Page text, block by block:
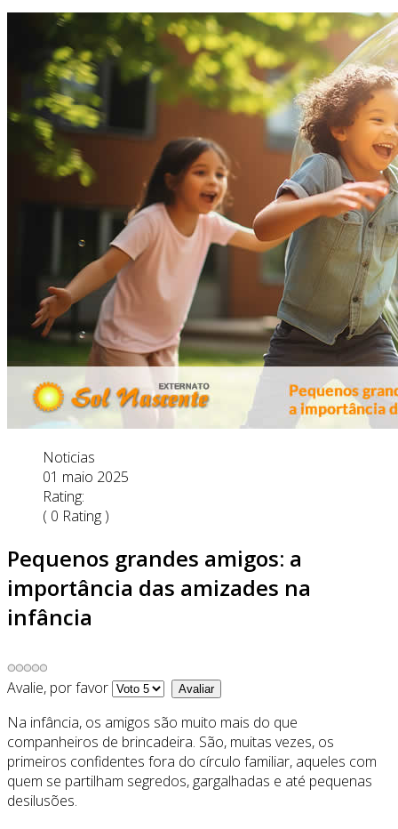
Noticias
01 maio 2025
Rating:
( 0 Rating )
Pequenos grandes amigos: a
importância das amizades na
infância
Avalie, por favor
Na infância, os amigos são muito mais do que
companheiros de brincadeira. São, muitas vezes, os
primeiros confidentes fora do círculo familiar, aqueles com
quem se partilham segredos, gargalhadas e até pequenas
desilusões.